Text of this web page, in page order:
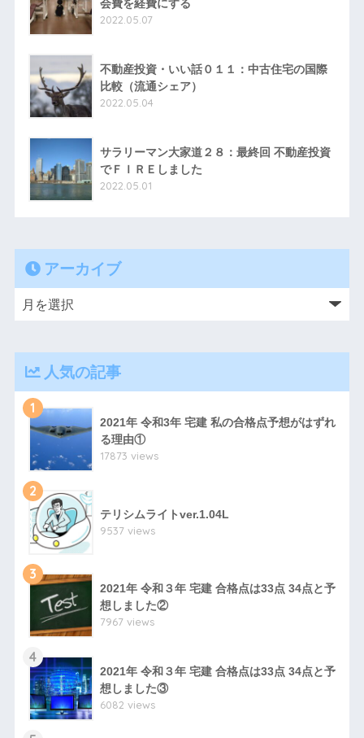
会費を経費にする
2022.05.07
不動産投資・いい話０１１：中古住宅の国際
比較（流通シェア）
2022.05.04
サラリーマン大家道２８：最終回 不動産投資
でＦＩＲＥしました
2022.05.01
アーカイブ
人気の記事
1
2021年 令和3年 宅建 私の合格点予想がはずれ
る理由①
17873 views
2
テリシムライトver.1.04L
9537 views
3
2021年 令和３年 宅建 合格点は33点 34点と予
想しました②
7967 views
4
2021年 令和３年 宅建 合格点は33点 34点と予
想しました③
6082 views